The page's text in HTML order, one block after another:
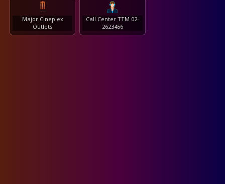
Major Cineplex
Outlets
Call Center TTM 02-
2623456